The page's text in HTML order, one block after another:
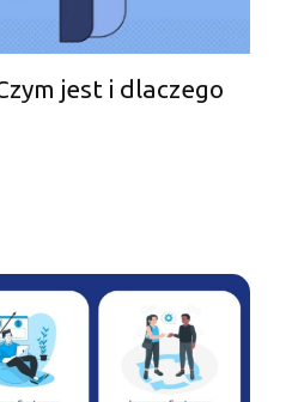
jest i dlaczego